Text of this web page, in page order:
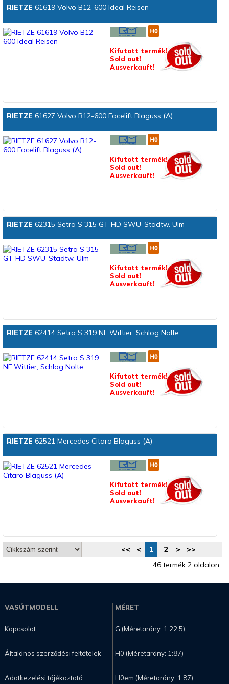
RIETZE 61619 Volvo B12-600 Ideal Reisen
Kifutott termék!
Sold out!
Ausverkauft!
RIETZE 61627 Volvo B12-600 Facelift Blaguss (A)
Kifutott termék!
Sold out!
Ausverkauft!
RIETZE 62315 Setra S 315 GT-HD SWU-Stadtw. Ulm
Kifutott termék!
Sold out!
Ausverkauft!
RIETZE 62414 Setra S 319 NF Wittier, Schlog Nolte
Kifutott termék!
Sold out!
Ausverkauft!
RIETZE 62521 Mercedes Citaro Blaguss (A)
Kifutott termék!
Sold out!
Ausverkauft!
<< < 1 2 >
>>
46 termék 2 oldalon
VASÚTMODELL
Kapcsolat
Általános szerződési feltételek
Adatkezelési tájékoztató
MÉRET
G (Méretarány: 1:22.5)
H0 (Méretarány: 1:87)
H0em (Méretarány: 1:87)